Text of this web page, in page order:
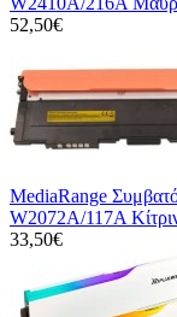
52,50€
MediaRange
W2072A/117A
33,50€